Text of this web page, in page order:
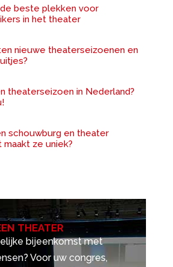
beste plekken voor
in het theater
nieuwe theaterseizoenen en
theaterseizoen in Nederland?
schouwburg en theater
ze uniek?
THEATER
bijeenkomst met
Voor uw congres,